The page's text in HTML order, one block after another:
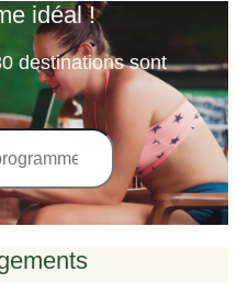
idéal !
destinations sont